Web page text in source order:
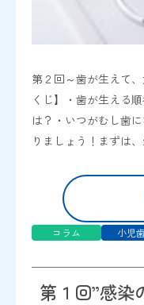
第２回～歯が生えて
くじ】・歯が生える
は？・いつがむし歯
りましょう！まずは
コラム 小児
第１回”感染